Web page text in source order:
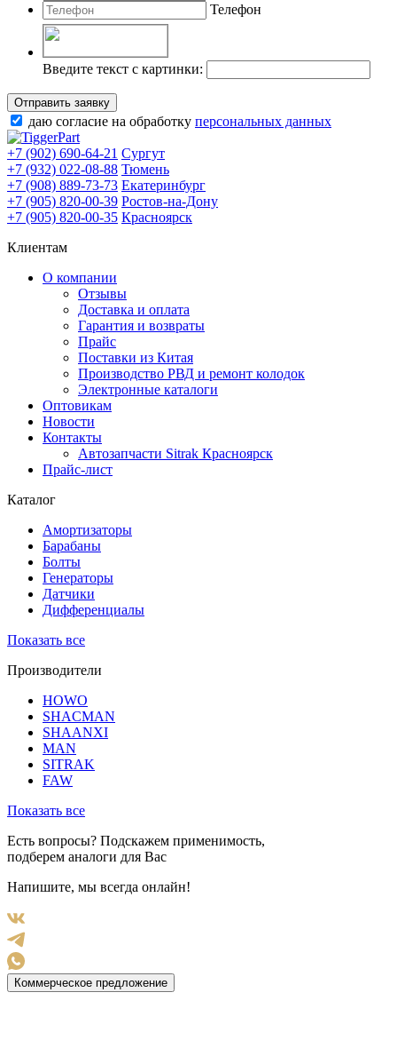
Телефон
Введите текст с картинки:
Отправить заявку
даю согласие на обработку персональных данных
+7 (902) 690-64-21 Сургут
+7 (932) 022-08-88 Тюмень
+7 (908) 889-73-73 Екатеринбург
+7 (905) 820-00-39 Ростов-на-Дону
+7 (905) 820-00-35 Красноярск
Клиентам
О компании
Отзывы
Доставка и оплата
Гарантия и возвраты
Прайс
Поставки из Китая
Производство РВД и ремонт колодок
Электронные каталоги
Оптовикам
Новости
Контакты
Автозапчасти Sitrak Красноярск
Прайс-лист
Каталог
Амортизаторы
Барабаны
Болты
Генераторы
Датчики
Дифференциалы
Показать все
Производители
HOWO
SHACMAN
SHAANXI
MAN
SITRAK
FAW
Показать все
Есть вопросы? Подскажем применимость,
подберем аналоги для Вас
Напишите, мы всегда онлайн!
Коммерческое предложение